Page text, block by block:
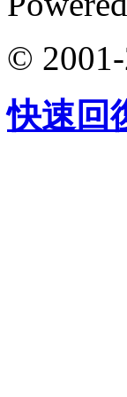
©
快速回